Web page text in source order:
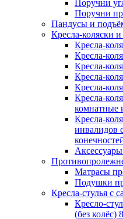
Поручни
Поручни
Пандусы и
Кресла-коляски
Кресла-
Кресла-
Кресла-
Кресла-
Кресла-
Кресла-
комнатные
Кресла-
инвалидов
Матрасы
Подушки
Кресла-стулья с
Кресло-
(без колёс) 8